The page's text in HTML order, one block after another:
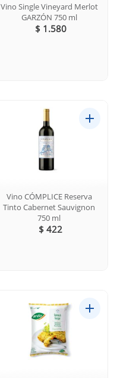
Vino Single Vineyard Merlot
GARZÓN 750 ml
$ 1.580
Vino CÓMPLICE Reserva
Tinto Cabernet Sauvignon
750 ml
$ 422